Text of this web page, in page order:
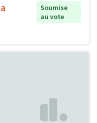
Soumise
au vote